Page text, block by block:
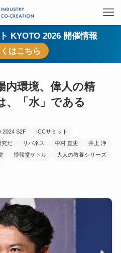
KYOTO 2026 開催情報
はこちら
内環境、偉人の精
「水」である
2024 S2F
ICCサミット
究だ リバネス 中村 直史
井上 浄
博報堂ケトル
大人の教養シリーズ